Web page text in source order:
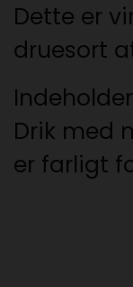
Dette er
druesort
Drik med
er farligt